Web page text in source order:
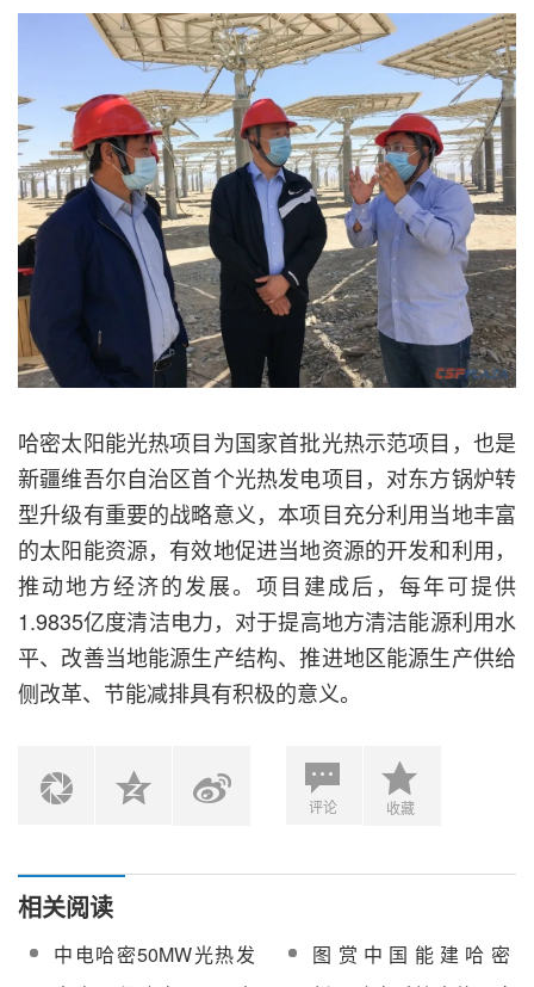
哈密太阳能光热项目为国家首批光热示范项目，也是
新疆维吾尔自治区首个光热发电项目，对东方锅炉转
型升级有重要的战略意义，本项目充分利用当地丰富
的太阳能资源，有效地促进当地资源的开发和利用，
推动地方经济的发展。项目建成后，每年可提供
1.9835亿度清洁电力，对于提高地方清洁能源利用水
平、改善当地能源生产结构、推进地区能源生产供给
侧改革、节能减排具有积极的意义。
评论 收藏
相关阅读
中电哈密50MW光热发
图赏中国能建哈密